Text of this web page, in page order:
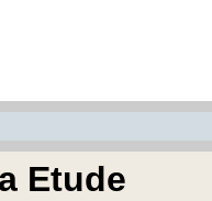
Etude